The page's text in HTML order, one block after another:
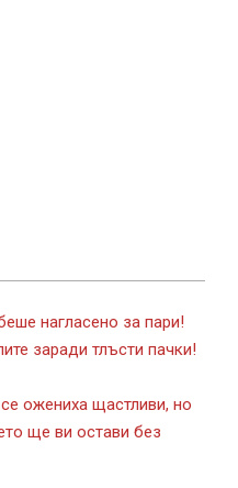
нагласено за пари!
заради тлъсти пачки!
ожениха щастливи, но
ще ви остави без